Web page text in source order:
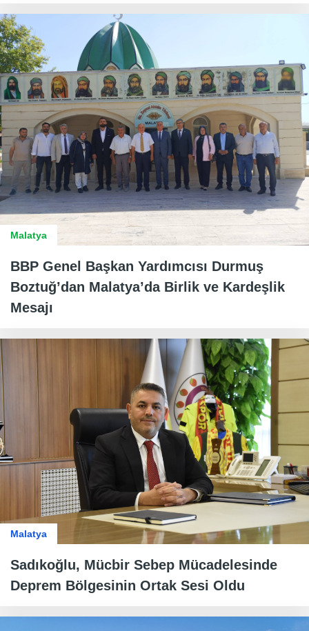
Malatya
BBP Genel Başkan Yardımcısı Durmuş
Boztuğ’dan Malatya’da Birlik ve Kardeşlik
Mesajı
Malatya
Sadıkoğlu, Mücbir Sebep Mücadelesinde
Deprem Bölgesinin Ortak Sesi Oldu